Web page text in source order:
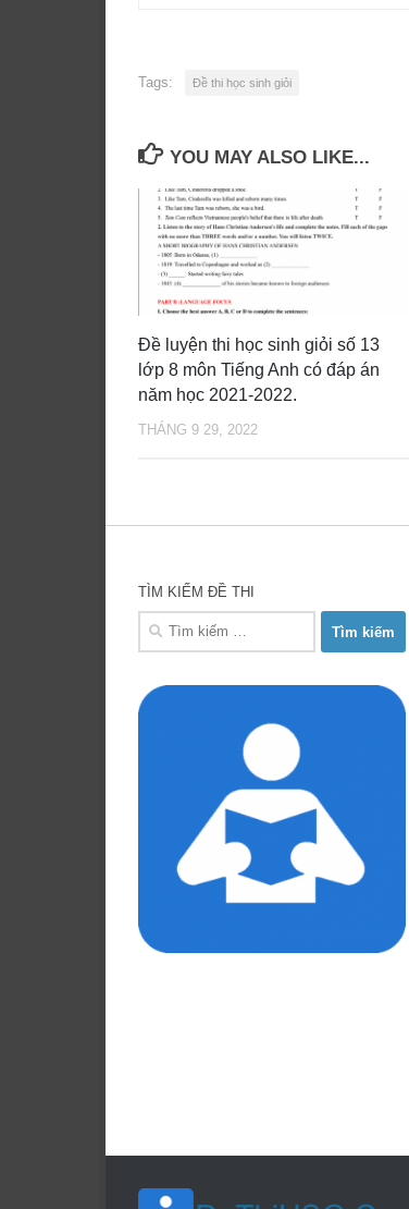
Tags: Đề thi học sinh giỏi
YOU MAY ALSO LIKE...
Đề luyện thi học sinh giỏi số 13
lớp 8 môn Tiếng Anh có đáp án
năm học 2021-2022.
THÁNG 9 29, 2022
TÌM KIẾM ĐỀ THI
Tìm